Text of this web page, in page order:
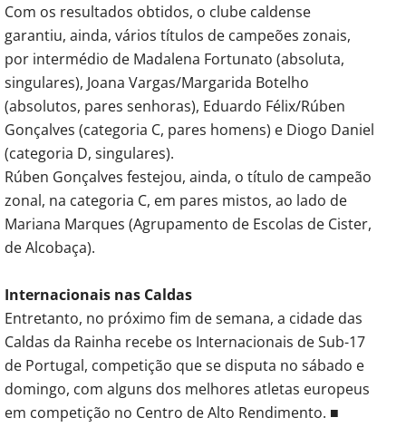
Com os resultados obtidos, o clube caldense
garantiu, ainda, vários títulos de campeões zonais,
por intermédio de Madalena Fortunato (absoluta,
singulares), Joana Vargas/Margarida Botelho
(absolutos, pares senhoras), Eduardo Félix/Rúben
Gonçalves (categoria C, pares homens) e Diogo Daniel
(categoria D, singulares).
Rúben Gonçalves festejou, ainda, o título de campeão
zonal, na categoria C, em pares mistos, ao lado de
Mariana Marques (Agrupamento de Escolas de Cister,
de Alcobaça).
Internacionais nas Caldas
Entretanto, no próximo fim de semana, a cidade das
Caldas da Rainha recebe os Internacionais de Sub-17
de Portugal, competição que se disputa no sábado e
domingo, com alguns dos melhores atletas europeus
em competição no Centro de Alto Rendimento. ■